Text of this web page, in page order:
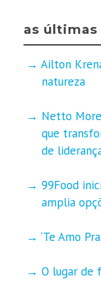
as últimas
Ailton
natureza
Netto
que
de
99Food
amplia
‘Te Amo
O lugar de